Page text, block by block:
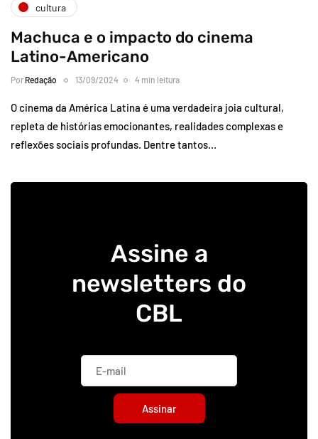
cultura
Machuca e o impacto do cinema
Latino-Americano
Por Redação 13/09/2024 4 min leitura
O cinema da América Latina é uma verdadeira joia cultural,
repleta de histórias emocionantes, realidades complexas e
reflexões sociais profundas. Dentre tantos…
Assine a
newsletters do
CBL
Assinar